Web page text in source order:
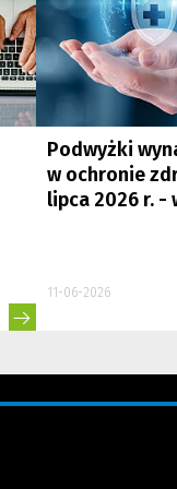
Podwyżki
w ochronie
lipca 2026 r. -
11-06-2026